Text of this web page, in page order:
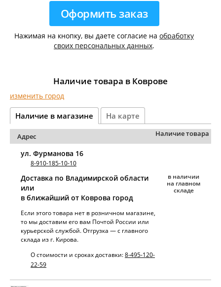
Нажимая на кнопку, вы даете согласие наобработку
своих персональных данных.
Наличие товара в Коврове
изменить город
Наличие в магазине На карте
Адрес Наличие товара
ул. Фурманова 16
8-910-185-10-10
Доставка по Владимирской области
или
в ближайший от Коврова город
Если этого товара нет в розничном магазине,
то мы доставим его вам Почтой России или
курьерской службой. Отгрузка — с главного
склада из г. Кирова.
О стоимости и сроках доставки:8-495-120-
22-59
в наличии
на главном
складе